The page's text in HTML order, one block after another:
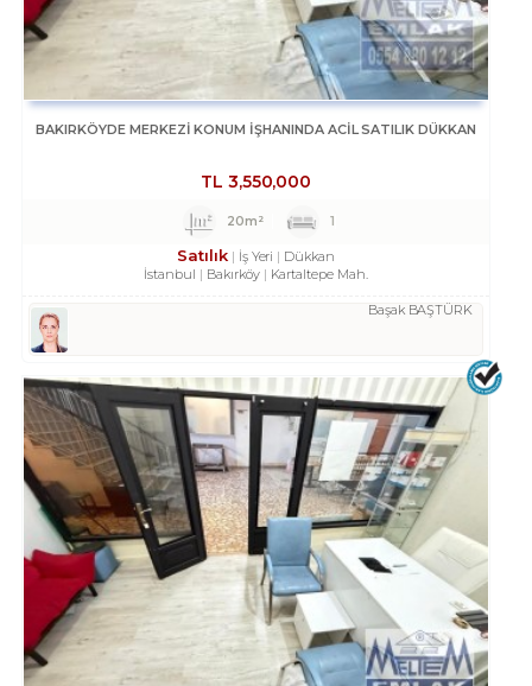
BAKIRKÖYDE MERKEZİ KONUM İŞHANINDA ACİL SATILIK DÜKKAN
TL 3,550,000
20m² 1
Satılık İş Yeri
Dükkan
İstanbul
Bakırköy Kartaltepe Mah.
Başak BAŞTÜRK